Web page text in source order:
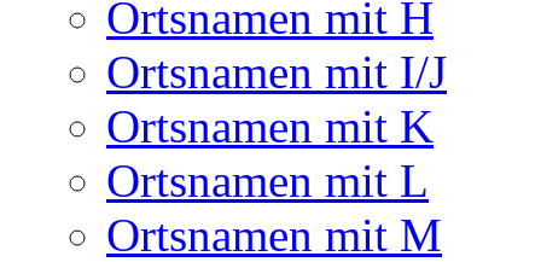
Ortsnamen mit H
Ortsnamen mit I/J
Ortsnamen mit K
Ortsnamen mit L
Ortsnamen mit M